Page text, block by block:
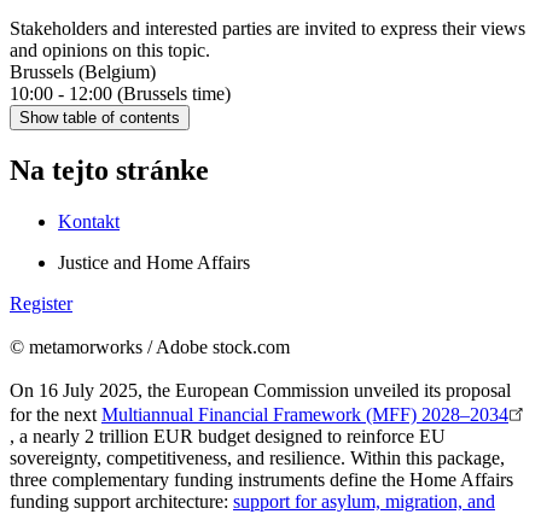
Stakeholders and interested parties are invited to express their views
and opinions on this topic.
Brussels (Belgium)
10:00 - 12:00 (Brussels time)
Show table of contents
Na tejto stránke
Kontakt
Justice and Home Affairs
Register
© metamorworks / Adobe stock.com
On 16 July 2025, the European Commission unveiled its proposal
for the next Multiannual Financial Framework (MFF) 2028–2034
, a nearly 2 trillion EUR budget designed to reinforce EU
sovereignty, competitiveness, and resilience. Within this package,
three complementary funding instruments define the Home Affairs
funding support architecture: support for asylum, migration, and